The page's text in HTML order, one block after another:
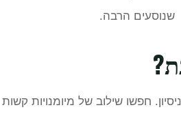
שנוסעים הרבה.
חפשו שילוב של מיומנויות קשות